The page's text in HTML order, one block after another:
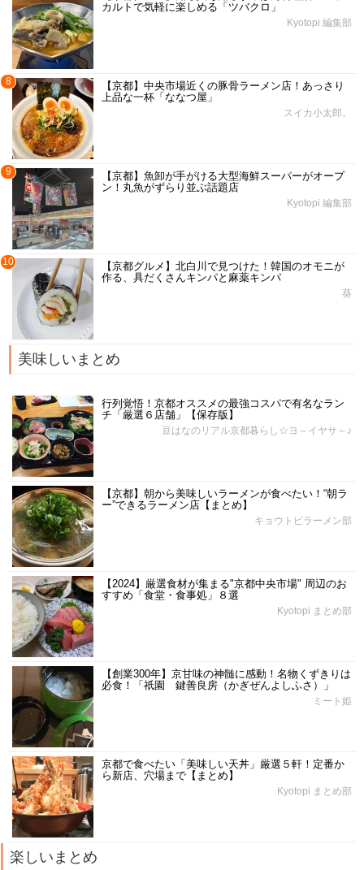
カルトで気軽に楽しめる「ツバクロ」
Kyotopi 編集部
8
【京都】中央市場近くの豚骨ラーメン店！あっさり
上品な一杯「ななつ屋」
スイカ小太郎。
9
【京都】魚卸が手がける大型海鮮スーパーがオープ
ン！丸魚がずらり並ぶ話題店
Kyotopi 編集部
10
【京都グルメ】北白川で見つけた！韓国のオモニが
作る、具だくさんキンパと麻薬キンパ
葵
美味しいまとめ
行列覚悟！京都オススメの最強コスパで有名なラン
チ「厳選６店舗」【保存版】
豆はなのリアル京都暮らし☆ヨ～イヤサ～♪
【京都】朝から美味しいラーメンが食べたい！“朝ラ
ー”できるラーメン店【まとめ】
キョウトピラーメン部
【2024】厳選食材が集まる"京都中央市場" 周辺のお
すすめ「食堂・食事処」８選
Kyotopi まとめ部
【創業300年】京甘味の神髄に感動！名物くずきりは
必食！「祇園 鍵善良房（かぎぜんよしふさ）」
ミート姫
京都で食べたい「美味しい天丼」厳選５軒！定番か
ら新店、穴場まで【まとめ】
Kyotopi まとめ部
楽しいまとめ